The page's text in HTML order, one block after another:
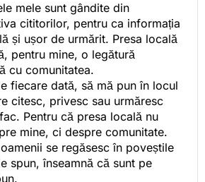
mele sunt gândite din
cititorilor, pentru ca informația
și ușor de urmărit. Presa locală
pentru mine, o legătură
cu comunitatea.
fiecare dată, să mă pun în locul
citesc, privesc sau urmăresc
Pentru că presa locală nu
mine, ci despre comunitate.
se regăsesc în poveștile
spun, înseamnă că sunt pe